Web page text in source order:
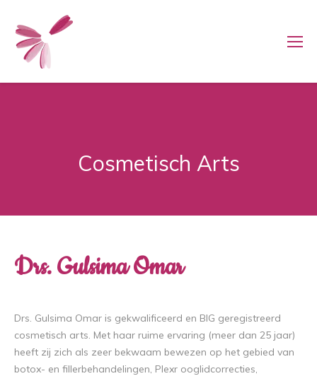
Cosmetisch Arts
Drs. Gulsima Omar
Drs. Gulsima Omar is gekwalificeerd en BIG geregistreerd
cosmetisch arts. Met haar ruime ervaring (meer dan 25 jaar)
heeft zij zich als zeer bekwaam bewezen op het gebied van
botox- en fillerbehandelingen, Plexr ooglidcorrecties,